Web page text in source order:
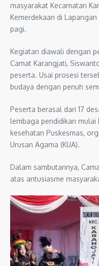
masyarakat Kecamatan
Kemerdekaan di
pagi.
Kegiatan diawali dengan
Camat Karangjati,
peserta. Usai prosesi
budaya dengan penuh
Peserta berasal dari 17
lembaga pendidikan mulai
kesehatan Puskesmas,
Urusan Agama (KUA).
Dalam sambutannya,
atas antusiasme